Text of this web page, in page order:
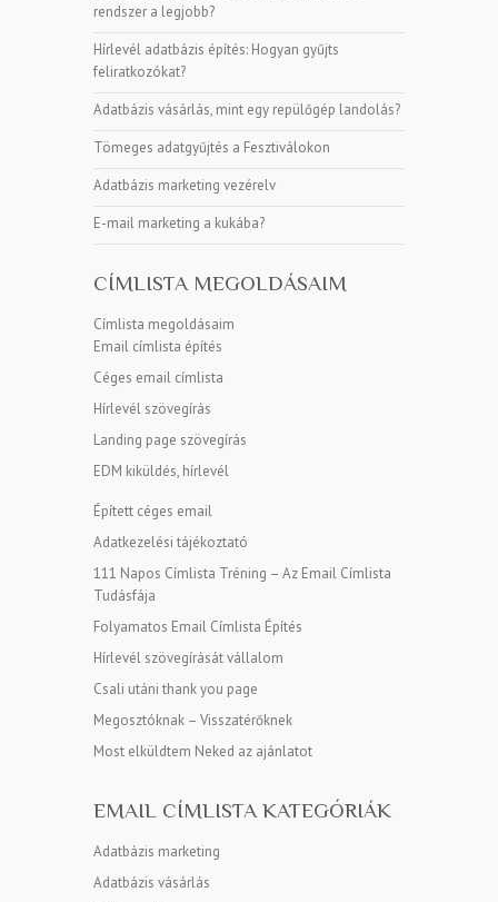
rendszer a legjobb?
Hírlevél adatbázis építés: Hogyan gyűjts
feliratkozókat?
Adatbázis vásárlás, mint egy repülőgép landolás?
Tömeges adatgyűjtés a Fesztiválokon
Adatbázis marketing vezérelv
E-mail marketing a kukába?
CÍMLISTA MEGOLDÁSAIM
Címlista megoldásaim
Email címlista építés
Céges email címlista
Hírlevél szövegírás
Landing page szövegírás
EDM kiküldés, hírlevél
Épített céges email
Adatkezelési tájékoztató
111 Napos Címlista Tréning – Az Email Címlista
Tudásfája
Folyamatos Email Címlista Építés
Hírlevél szövegírását vállalom
Csali utáni thank you page
Megosztóknak – Visszatérőknek
Most elküldtem Neked az ajánlatot
EMAIL CÍMLISTA KATEGÓRIÁK
Adatbázis marketing
Adatbázis vásárlás